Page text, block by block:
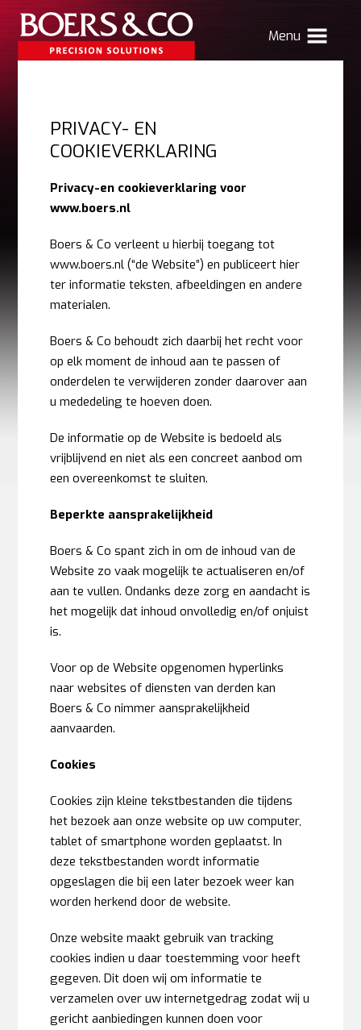
Menu
BOERS & CO
MACHINING
MECHATRONICS
PRODUCTS
CONTACT
PRIVACY- EN
COOKIEVERKLARING
Privacy-en cookieverklaring voor
www.boers.nl
Boers & Co verleent u hierbij toegang tot
www.boers.nl (“de Website”) en publiceert hier
ter informatie teksten, afbeeldingen en andere
materialen.
Boers & Co behoudt zich daarbij het recht voor
op elk moment de inhoud aan te passen of
onderdelen te verwijderen zonder daarover aan
u mededeling te hoeven doen.
De informatie op de Website is bedoeld als
vrijblijvend en niet als een concreet aanbod om
een overeenkomst te sluiten.
Beperkte aansprakelijkheid
Boers & Co spant zich in om de inhoud van de
Website zo vaak mogelijk te actualiseren en/of
aan te vullen. Ondanks deze zorg en aandacht is
het mogelijk dat inhoud onvolledig en/of onjuist
is.
Voor op de Website opgenomen hyperlinks
naar websites of diensten van derden kan
Boers & Co nimmer aansprakelijkheid
aanvaarden.
Cookies
Cookies zijn kleine tekstbestanden die tijdens
het bezoek aan onze website op uw computer,
tablet of smartphone worden geplaatst. In
deze tekstbestanden wordt informatie
opgeslagen die bij een later bezoek weer kan
worden herkend door de website.
Onze website maakt gebruik van tracking
cookies indien u daar toestemming voor heeft
gegeven. Dit doen wij om informatie te
verzamelen over uw internetgedrag zodat wij u
gericht aanbiedingen kunnen doen voor